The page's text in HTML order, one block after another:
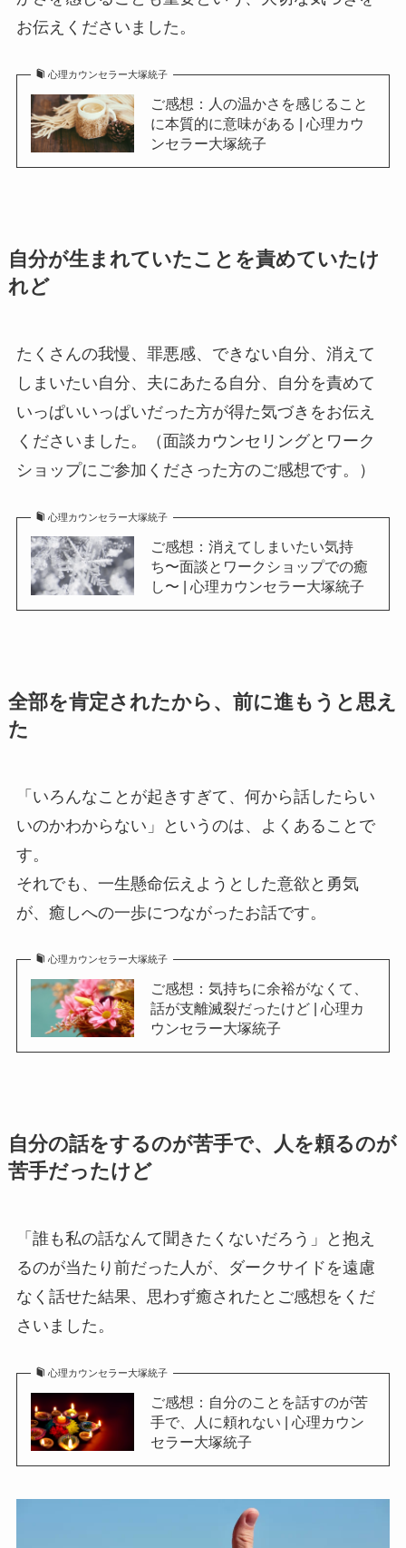
お伝えくださいました。
心理カウンセラー大塚統子
ご感想：人の温かさを感じること
に本質的に意味がある | 心理カウ
ンセラー大塚統子
自分が生まれていたことを責めていたけ
れど
たくさんの我慢、罪悪感、できない自分、消えて
しまいたい自分、夫にあたる自分、自分を責めて
いっぱいいっぱいだった方が得た気づきをお伝え
くださいました。（面談カウンセリングとワーク
ショップにご参加くださった方のご感想です。）
心理カウンセラー大塚統子
ご感想：消えてしまいたい気持
ち〜面談とワークショップでの癒
し〜 | 心理カウンセラー大塚統子
全部を肯定されたから、前に進もうと思え
た
「いろんなことが起きすぎて、何から話したらい
いのかわからない」というのは、よくあることで
す。
それでも、一生懸命伝えようとした意欲と勇気
が、癒しへの一歩につながったお話です。
心理カウンセラー大塚統子
ご感想：気持ちに余裕がなくて、
話が支離滅裂だったけど | 心理カ
ウンセラー大塚統子
自分の話をするのが苦手で、人を頼るのが
苦手だったけど
「誰も私の話なんて聞きたくないだろう」と抱え
るのが当たり前だった人が、ダークサイドを遠慮
なく話せた結果、思わず癒されたとご感想をくだ
さいました。
心理カウンセラー大塚統子
ご感想：自分のことを話すのが苦
手で、人に頼れない | 心理カウン
セラー大塚統子